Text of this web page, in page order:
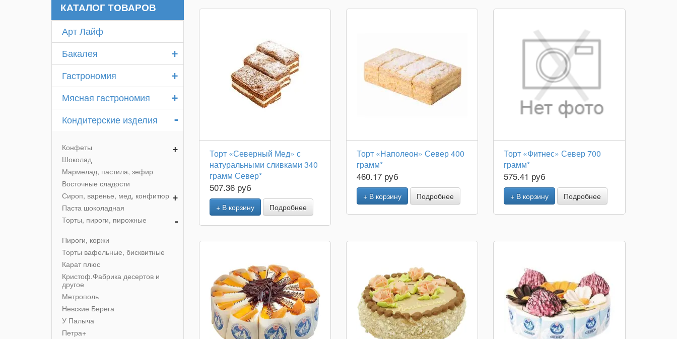
Торт «Северный Мед» с
натуральными сливками 340
грамм Север*
507.36 руб
+ В корзину Подробнее
Торт «Наполеон» Север 400
грамм*
460.17 руб
+ В корзину Подробнее
Торт «Фитнес» Север 700
грамм*
575.41 руб
+ В корзину Подробнее
КАТАЛОГ ТОВАРОВ
Арт Лайф
+
Бакалея
+
Гастрономия
+
Мясная гастрономия
-
Кондитерские изделия
+
Конфеты
Шоколад
Мармелад, пастила, зефир
Восточные сладости
+
Сироп, варенье, мед, конфитюр
Паста шоколадная
-
Торты, пироги, пирожные
Пироги, коржи
Торты вафельные, бисквитные
Карат плюс
Кристоф.Фабрика десертов и
другое
Метрополь
Невские Берега
У Палыча
Петра+